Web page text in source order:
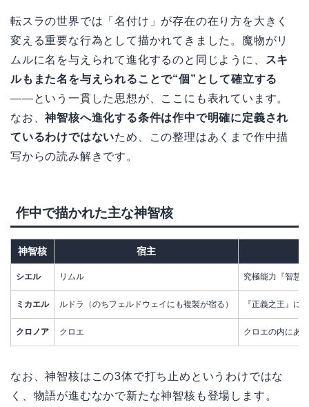
転スラの世界では「名付け」が存在の在り方を大きく
変える重要な行為として描かれてきました。魔物がリ
ムルに名を与えられて進化するのと同じように、
スキ
ルもまた名を与えられることで“個”として確立する
——という一貫した思想が、ここにも表れています。
なお、神智核へ進化する条件は作中で明確に定義され
ているわけではないため、この整理はあくまで作中描
写からの読み解きです。
作中で描かれた主な神智核
神智核 宿主
シエル リムル 究極能力『智慧
ミカエル ルドラ（のちフェルドウェイにも複製が宿る） 『正義之王』に
クロノア クロエ クロエの内にあ
なお、神智核はこの3体で打ち止めというわけではな
く、物語が進むなかで新たな神智核も登場します。